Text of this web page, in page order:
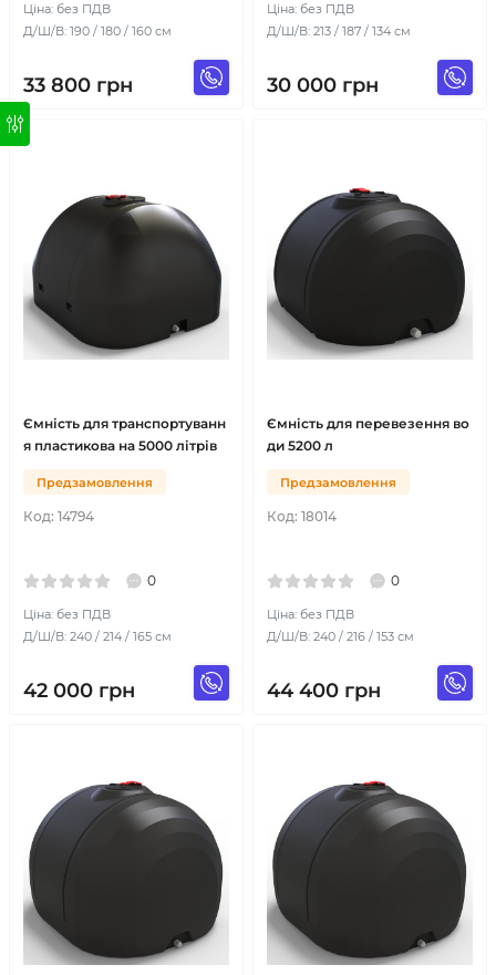
Ціна: без ПДВ
Д/Ш/В: 190 / 180 / 160 см
33 800 грн
Ціна: без ПДВ
Д/Ш/В: 213 / 187 / 134 см
30 000 грн
Ємність для транспортуванн
я пластикова на 5000 літрів
Код: 14794
Предзамовлення
0
Ціна: без ПДВ
Д/Ш/В: 240 / 214 / 165 см
42 000 грн
Ємність для перевезення во
ди 5200 л
Код: 18014
Предзамовлення
0
Ціна: без ПДВ
Д/Ш/В: 240 / 216 / 153 см
44 400 грн